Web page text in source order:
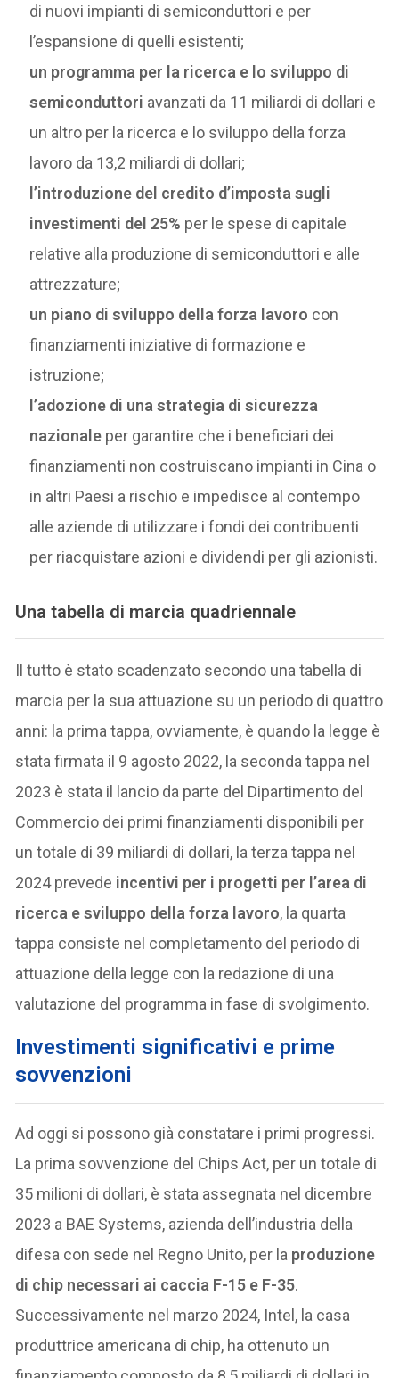
di nuovi impianti di semiconduttori e per
l’espansione di quelli esistenti;
un programma per la ricerca e lo sviluppo di
semiconduttori avanzati da 11 miliardi di dollari e
un altro per la ricerca e lo sviluppo della forza
lavoro da 13,2 miliardi di dollari;
l’introduzione del credito d’imposta sugli
investimenti del 25% per le spese di capitale
relative alla produzione di semiconduttori e alle
attrezzature;
un piano di sviluppo della forza lavoro con
finanziamenti iniziative di formazione e
istruzione;
l’adozione di una strategia di sicurezza
nazionale per garantire che i beneficiari dei
finanziamenti non costruiscano impianti in Cina o
in altri Paesi a rischio e impedisce al contempo
alle aziende di utilizzare i fondi dei contribuenti
per riacquistare azioni e dividendi per gli azionisti.
Una tabella di marcia quadriennale
Il tutto è stato scadenzato secondo una tabella di
marcia per la sua attuazione su un periodo di quattro
anni: la prima tappa, ovviamente, è quando la legge è
stata firmata il 9 agosto 2022, la seconda tappa nel
2023 è stata il lancio da parte del Dipartimento del
Commercio dei primi finanziamenti disponibili per
un totale di 39 miliardi di dollari, la terza tappa nel
2024 prevede incentivi per i progetti per l’area di
ricerca e sviluppo della forza lavoro, la quarta
tappa consiste nel completamento del periodo di
attuazione della legge con la redazione di una
valutazione del programma in fase di svolgimento.
Investimenti significativi e prime
sovvenzioni
Ad oggi si possono già constatare i primi progressi.
La prima sovvenzione del Chips Act, per un totale di
35 milioni di dollari, è stata assegnata nel dicembre
2023 a BAE Systems, azienda dell’industria della
difesa con sede nel Regno Unito, per la produzione
di chip necessari ai caccia F-15 e F-35.
Successivamente nel marzo 2024, Intel, la casa
produttrice americana di chip, ha ottenuto un